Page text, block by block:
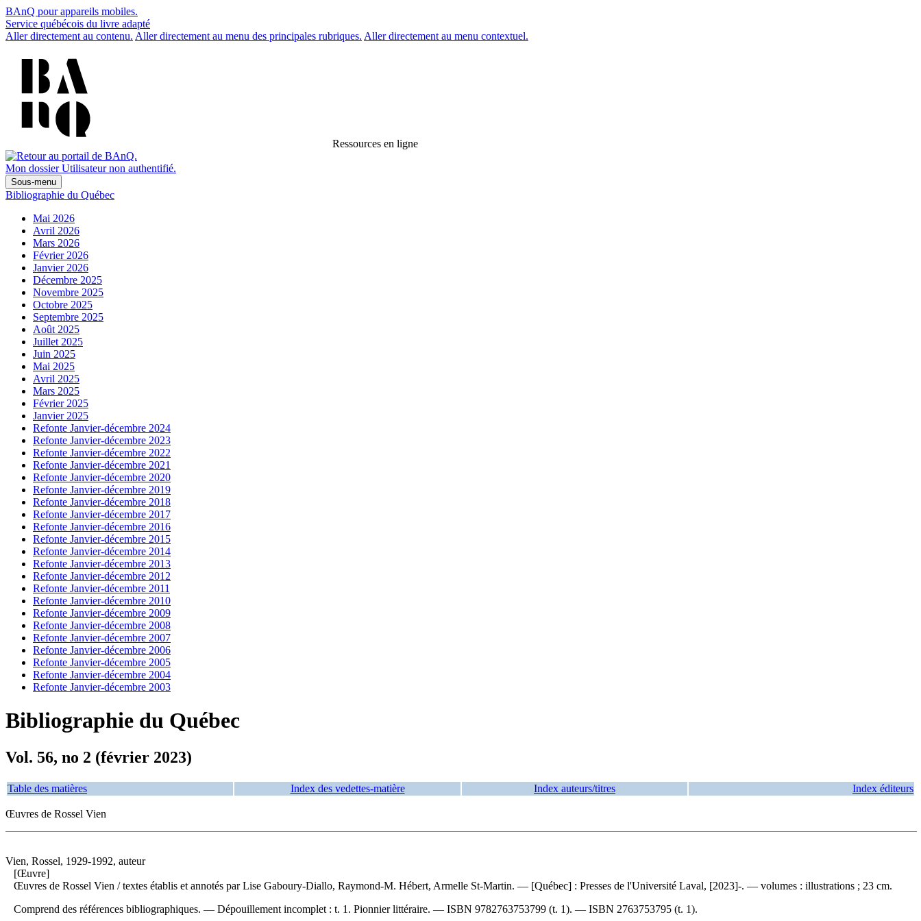
BAnQ pour appareils mobiles.
Service québécois du livre adapté
Aller directement au contenu. Aller directement au menu des principales rubriques. Aller directement au menu contextuel.
Ressources en ligne
Mon dossier Utilisateur non authentifié.
Sous-menu
Bibliographie du Québec
Mai 2026
Avril 2026
Mars 2026
Février 2026
Janvier 2026
Décembre 2025
Novembre 2025
Octobre 2025
Septembre 2025
Août 2025
Juillet 2025
Juin 2025
Mai 2025
Avril 2025
Mars 2025
Février 2025
Janvier 2025
Refonte Janvier-décembre 2024
Refonte Janvier-décembre 2023
Refonte Janvier-décembre 2022
Refonte Janvier-décembre 2021
Refonte Janvier-décembre 2020
Refonte Janvier-décembre 2019
Refonte Janvier-décembre 2018
Refonte Janvier-décembre 2017
Refonte Janvier-décembre 2016
Refonte Janvier-décembre 2015
Refonte Janvier-décembre 2014
Refonte Janvier-décembre 2013
Refonte Janvier-décembre 2012
Refonte Janvier-décembre 2011
Refonte Janvier-décembre 2010
Refonte Janvier-décembre 2009
Refonte Janvier-décembre 2008
Refonte Janvier-décembre 2007
Refonte Janvier-décembre 2006
Refonte Janvier-décembre 2005
Refonte Janvier-décembre 2004
Refonte Janvier-décembre 2003
Bibliographie du Québec
Vol. 56, no 2 (février 2023)
Table des matières Index des vedettes-matière Index auteurs/titres Index éditeurs
Œuvres de Rossel Vien
Vien, Rossel, 1929-1992, auteur
[Œuvre]
Œuvres de Rossel Vien / textes établis et annotés par Lise Gaboury-Diallo, Raymond-M. Hébert, Armelle St-Martin. — [Québec] : Presses de l'Université Laval, [2023]-. — volumes : illustrations ; 23 cm.
Comprend des références bibliographiques. — Dépouillement incomplet : t. 1. Pionnier littéraire. — ISBN 9782763753799 (t. 1). — ISBN 2763753795 (t. 1).